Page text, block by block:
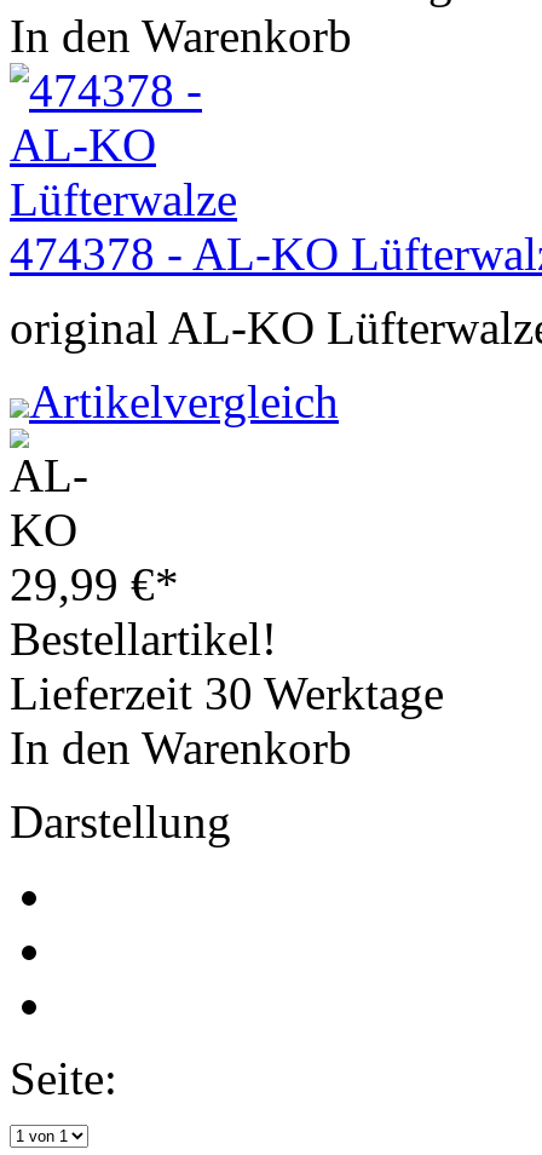
In den Warenkorb
474378 - AL-KO
original AL-KO
Artikelvergleich
29,99 €*
Bestellartikel!
Lieferzeit 30 Werktage
In den Warenkorb
Darstellung
Seite: